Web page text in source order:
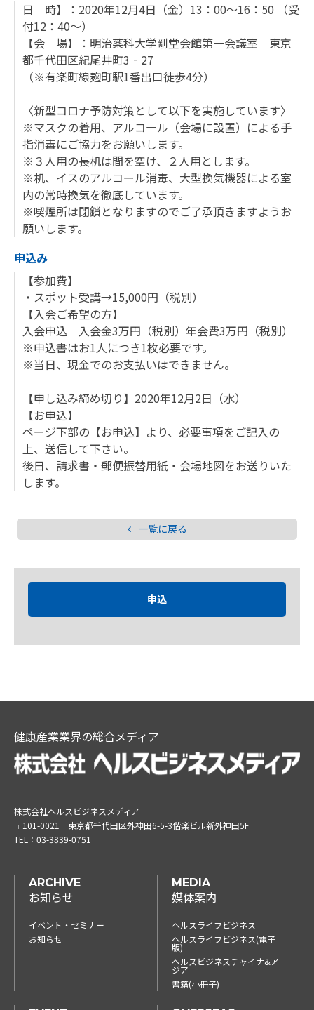
日 時】：2020年12月4日（金）13：00～16：50 （受
付12：40～）
【会 場】：明治薬科大学剛堂会館第一会議室 東京
都千代田区紀尾井町3‐27
（※有楽町線麹町駅1番出口徒歩4分）
〈新型コロナ予防対策として以下を実施しています〉
※マスクの着用、アルコール（会場に設置）による手
指消毒にご協力をお願いします。
※３人用の長机は間を空け、２人用とします。
※机、イスのアルコール消毒、大型換気機器による室
内の常時換気を徹底しています。
※喫煙所は閉鎖となりますのでご了承頂きますようお
願いします。
申込み
【参加費】
・スポット受講→15,000円（税別）
【入会ご希望の方】
入会申込 入会金3万円（税別）年会費3万円（税別）
※申込書はお1人につき1枚必要です。
※当日、現金でのお支払いはできません。
【申し込み締め切り】2020年12月2日（水）
【お申込】
ページ下部の【お申込】より、必要事項をご記入の
上、送信して下さい。
後日、請求書・郵便振替用紙・会場地図をお送りいた
します。
一覧に戻る
申込
健康産業業界の総合メディア
株式会社ヘルスビジネスメディア
〒101-0021 東京都千代田区外神田6-5-3偕楽ビル新外神田5F
TEL： 03-3839-0751
ARCHIVE
お知らせ
イベント・セミナー
お知らせ
MEDIA
媒体案内
ヘルスライフビジネス
ヘルスライフビジネス(電子
版)
ヘルスビジネスチャイナ&ア
ジア
書籍(小冊子)